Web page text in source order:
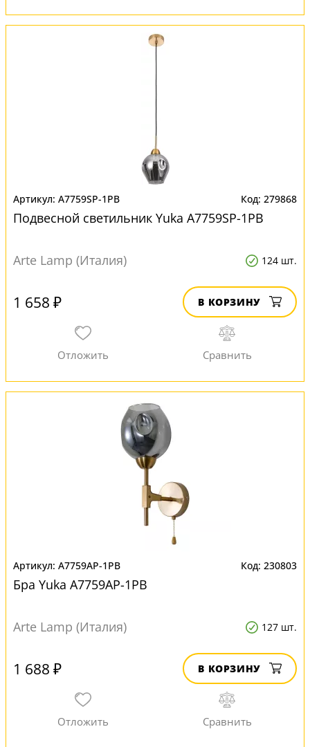
A7759SP-1PB 279868
Подвесной светильник Yuka A7759SP-1PB
Arte Lamp (Италия) 124 шт.
1 658 ₽ В КОРЗИНУ
A7759AP-1PB 230803
Бра Yuka A7759AP-1PB
Arte Lamp (Италия) 127 шт.
1 688 ₽ В КОРЗИНУ